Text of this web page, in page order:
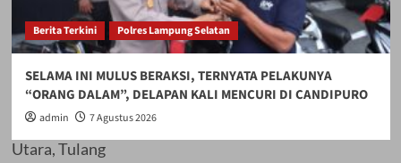
petani dari Lampung
Tengah, Lampung
Utara, Tulang
Berita Terkini Polres Lampung Selatan
SELAMA INI MULUS BERAKSI, TERNYATA PELAKUNYA
“ORANG DALAM”, DELAPAN KALI MENCURI DI CANDIPURO
admin 7 Agustus 2026